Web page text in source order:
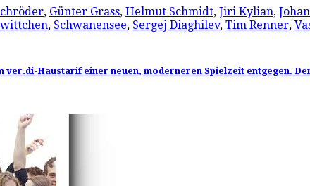
, Günter Grass, Helmut Schmidt, Jiri Kylian,
, Schwanensee, Sergej Diaghilev, Tim Renner,
Haustarif einer neuen, moderneren Spielzeit entgegen.